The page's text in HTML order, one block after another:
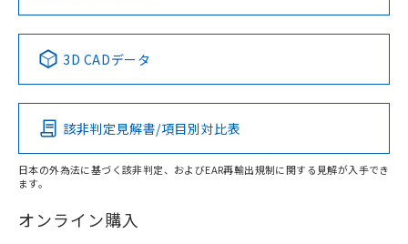
以上、n: 54mm以上
検出領域
Pb Hg Cd Cr(VI)
O
在庫等で未対応品が混在する可能性があります。
No No No No
この製品の規格認証/適合状況ページへ
その他の認証はこちらのページからご検索ください
3D CADデータ
該非判定見解書/項目別対比表
日本の外為法に基づく該非判定、およびEAR再輸出規制に関する見解が入手でき
ます。
オンライン購入